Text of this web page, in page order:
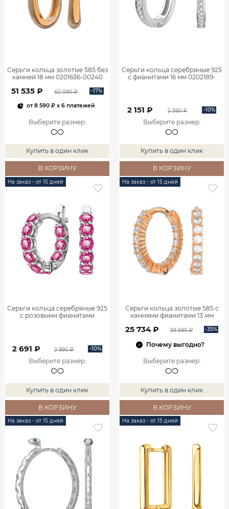
Серьги кольца золотые 585 без
камней 18 мм 0201636-00240
51 535 ₽ 62 090 ₽ -17%
от8 590 ₽x 6 платежей
Выберите размер:
Купить в один клик
В КОРЗИНУ
Серьги кольца серебряные 925
с фианитами 16 мм 0202189-
2 151 ₽ 2 390 ₽ -10%
Выберите размер:
Купить в один клик
В КОРЗИНУ
На заказ - от 15 дней
Серьги кольца серебряные 925
с розовыми фианитами
2 691 ₽ 2 990 ₽ -10%
Выберите размер:
Купить в один клик
В КОРЗИНУ
На заказ - от 15 дней
Серьги кольца золотые 585 с
камнями фианитами 13 мм
25 734 ₽ 39 590 ₽ -35%
Почему выгодно?
Выберите размер:
Купить в один клик
В КОРЗИНУ
На заказ - от 15 дней На заказ - от 15 дней